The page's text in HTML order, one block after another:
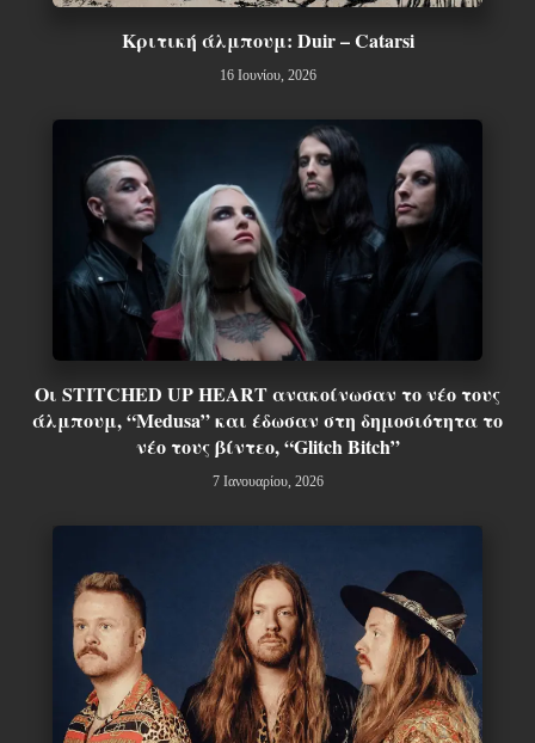
Κριτική άλμπουμ: Duir – Catarsi
16 Ιουνίου, 2026
Οι STITCHED UP HEART ανακοίνωσαν το νέο τους
άλμπουμ, “Medusa” και έδωσαν στη δημοσιότητα το
νέο τους βίντεο, “Glitch Bitch”
7 Ιανουαρίου, 2026